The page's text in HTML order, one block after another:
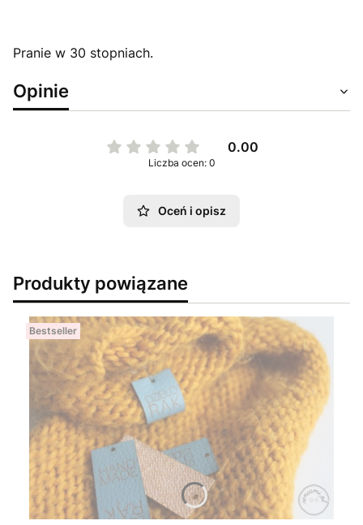
Pranie w 30 stopniach.
Opinie
0.00
Liczba ocen: 0
Oceń i opisz
Produkty powiązane
Bestseller